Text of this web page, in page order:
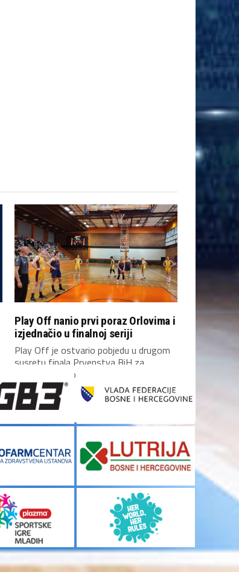
Play Off nanio prvi poraz Orlovima i
izjednačio u finalnoj seriji
Play Off je ostvario pobjedu u drugom
susretu finala Prvenstva BiH za
košarkašice protiv...